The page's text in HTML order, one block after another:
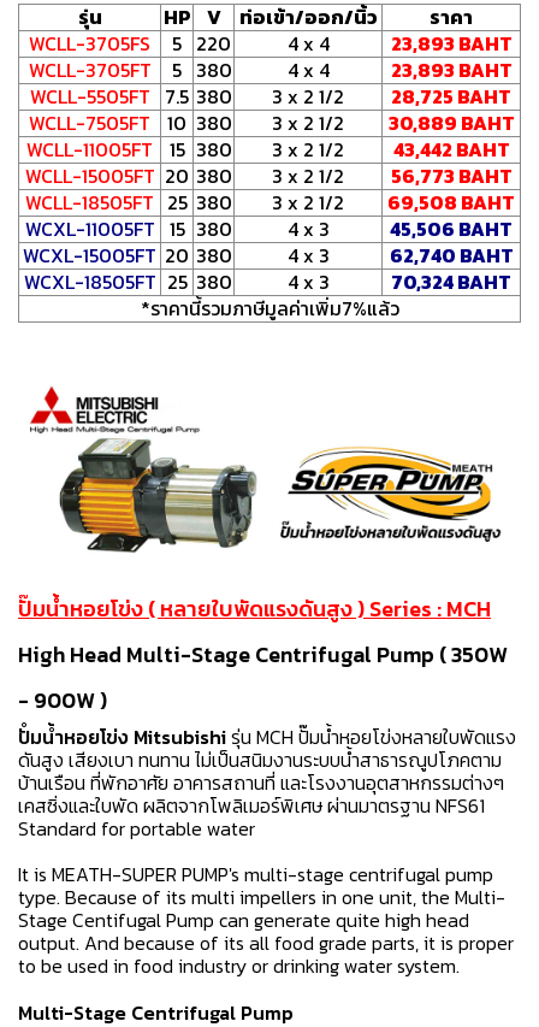
รุ่น
HP V ท่อเข้า/ออก/นิ้ว
ราคา
WCLL-3705FS
5 220 4 x 4
23,893 BAHT
WCLL-3705FT
5 380 4 x 4
23,893 BAHT
WCLL-5505FT 7.5 380 3 x 2 1/2
28,725 BAHT
WCLL-7505FT
10 380 3 x 2 1/2
30,889 BAHT
WCLL-11005FT
15 380 3 x 2 1/2
43,442 BAHT
WCLL-15005FT 20 380 3 x 2 1/2
56,773 BAHT
WCLL-18505FT 25 380 3 x 2 1/2
69,508 BAHT
WCXL-11005FT 15 380 4 x 3
45,506 BAHT
WCXL-15005FT 20 380 4 x 3
62,740 BAHT
WCXL-18505FT 25 380 4 x 3
70,324 BAHT
*ราคานี้รวมภาษีมูลค่าเพิ่ม7%แล้ว
ปั๊มน้ำหอยโข่ง ( หลายใบพัดแรงดันสูง ) Series : MCH
High Head Multi-Stage Centrifugal Pump ( 350W
- 900W )
ปัํมน้ำหอยโข่ง Mitsubishiรุ่น MCH ปั๊มน้ำหอยโข่งหลายใบพัดแรง
ดันสูง เสียงเบา ทนทาน ไม่เป็นสนิมงานระบบน้ำสาธารณูปโภคตาม
บ้านเรือน ที่พักอาศัย อาคารสถานที่ และโรงงานอุตสาหกรรมต่างๆ
เคสซิ่งและใบพัด ผลิตจากโพลิเมอร์พิเศษ ผ่านมาตรฐาน NFS61
Standard for portable water
It is MEATH-SUPER PUMP's multi-stage centrifugal pump
type. Because of its multi impellers in one unit, the Multi-
Stage Centifugal Pump can generate quite high head
output. And because of its all food grade parts, it is proper
to be used in food industry or drinking water system.
Multi-Stage Centrifugal Pump